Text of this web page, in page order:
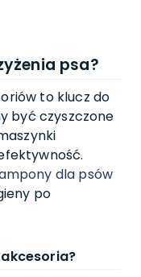
psa?
to klucz do
być czyszczone
dla psów
po